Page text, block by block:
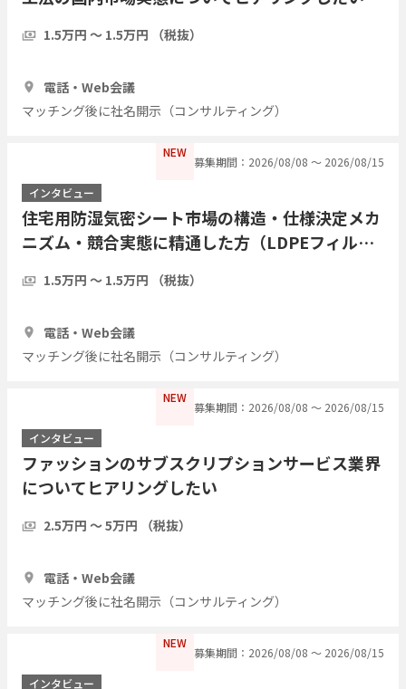
1.5万円 〜 1.5万円 （税抜）
電話・Web会議
マッチング後に社名開示（コンサルティング）
NEW
募集期間：2026/08/08 〜 2026/08/15
インタビュー
住宅用防湿気密シート市場の構造・仕様決定メカ
ニズム・競合実態に精通した方（LDPEフィル
グしたい
1.5万円 〜 1.5万円 （税抜）
電話・Web会議
マッチング後に社名開示（コンサルティング）
NEW
募集期間：2026/08/08 〜 2026/08/15
インタビュー
ファッションのサブスクリプションサービス業界
についてヒアリングしたい
2.5万円 〜 5万円 （税抜）
電話・Web会議
マッチング後に社名開示（コンサルティング）
NEW
募集期間：2026/08/08 〜 2026/08/15
インタビュー